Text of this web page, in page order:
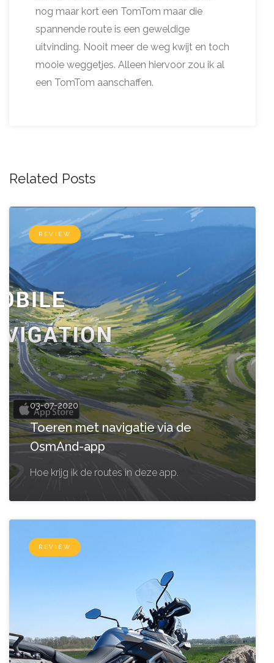
nog maar kort een TomTom maar die
spannende route is een geweldige
uitvinding. Nooit meer de weg kwijt en toch
mooie weggetjes. Alleen hiervoor zou ik al
een TomTom aanschaffen.
Related Posts
REVIEW
03-07-2020
Toeren met navigatie via de
OsmAnd-app
Hoe krijg ik de routes in deze app.
REVIEW